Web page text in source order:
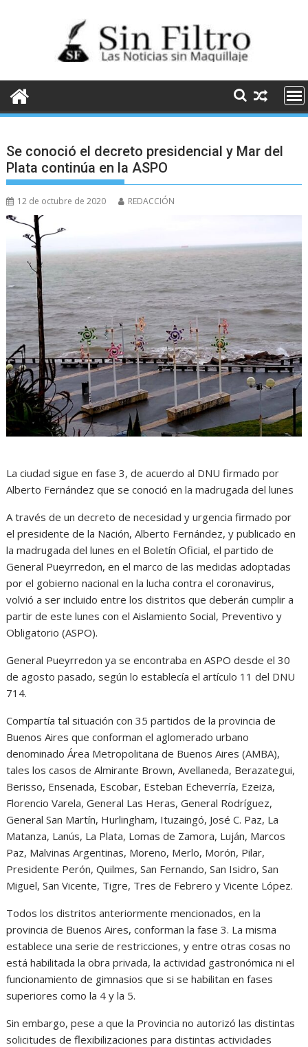
Se conoció el decreto presidencial y Mar del
Plata continúa en la ASPO
12 de octubre de 2020 REDACCIÓN
La ciudad sigue en fase 3, de acuerdo al DNU firmado por
Alberto Fernández que se conoció en la madrugada del lunes
A través de un decreto de necesidad y urgencia firmado por
el presidente de la Nación, Alberto Fernández, y publicado en
la madrugada del lunes en el Boletín Oficial, el partido de
General Pueyrredon, en el marco de las medidas adoptadas
por el gobierno nacional en la lucha contra el coronavirus,
volvió a ser incluido entre los distritos que deberán cumplir a
partir de este lunes con el Aislamiento Social, Preventivo y
Obligatorio (ASPO).
General Pueyrredon ya se encontraba en ASPO desde el 30
de agosto pasado, según lo establecía el artículo 11 del DNU
714.
Compartía tal situación con 35 partidos de la provincia de
Buenos Aires que conforman el aglomerado urbano
denominado Área Metropolitana de Buenos Aires (AMBA),
tales los casos de Almirante Brown, Avellaneda, Berazategui,
Berisso, Ensenada, Escobar, Esteban Echeverría, Ezeiza,
Florencio Varela, General Las Heras, General Rodríguez,
General San Martín, Hurlingham, Ituzaingó, José C. Paz, La
Matanza, Lanús, La Plata, Lomas de Zamora, Luján, Marcos
Paz, Malvinas Argentinas, Moreno, Merlo, Morón, Pilar,
Presidente Perón, Quilmes, San Fernando, San Isidro, San
Miguel, San Vicente, Tigre, Tres de Febrero y Vicente López.
Todos los distritos anteriormente mencionados, en la
provincia de Buenos Aires, conforman la fase 3. La misma
establece una serie de restricciones, y entre otras cosas no
está habilitada la obra privada, la actividad gastronómica ni el
funcionamiento de gimnasios que si se habilitan en fases
superiores como la 4 y la 5.
Sin embargo, pese a que la Provincia no autorizó las distintas
solicitudes de flexibilizaciones para distintas actividades